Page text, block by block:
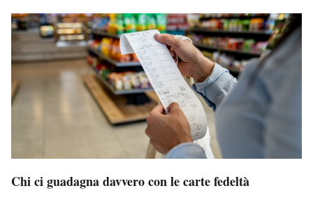
Chi ci guadagna davvero con le carte fedeltà